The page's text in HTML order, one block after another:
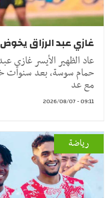
غازي عبد الرزاق
عاد الظهير الأيسر غازي
حمام سوسة، بعد سنوات
مع عد
09:11 - 2026/08/07
رياضة